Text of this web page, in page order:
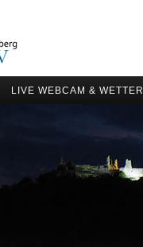
LIVE WEBCAM & WETTER